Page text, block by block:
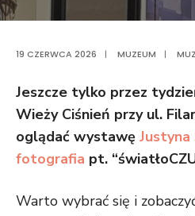
19 CZERWCA 2026 | MUZEUM |
Jeszcze tylko przez
Wieży Ciśnień przy ul.
oglądać wystawę
fotografia pt.
Warto wybrać się i